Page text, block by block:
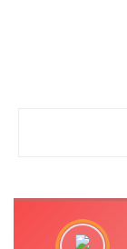
ПРОЕКТИ –